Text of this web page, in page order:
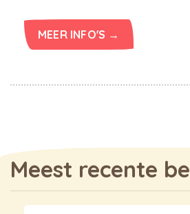
MEER INFO'S →
Meest recente